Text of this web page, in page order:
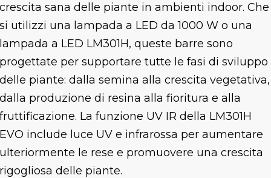
sana delle piante in ambienti indoor. Che
utilizzi una lampada a LED da 1000 W o una
a LED LM301H, queste barre sono
per supportare tutte le fasi di sviluppo
piante: dalla semina alla crescita vegetativa,
produzione di resina alla fioritura e alla
La funzione UV IR della LM301H
include luce UV e infrarossa per aumentare
le rese e promuovere una crescita
delle piante.